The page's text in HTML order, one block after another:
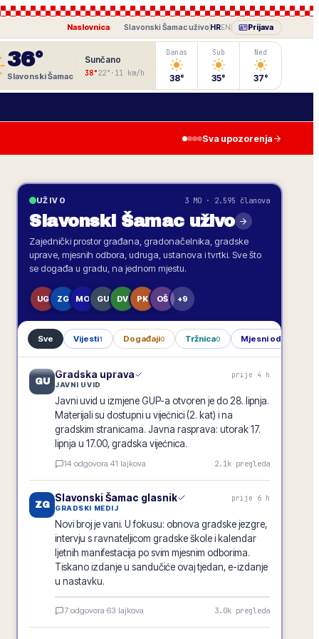
Naslovnica Slavonski Šamacuživo HREN Prijava
36°
Slavonski Šamac
Sunčano
38°22° · 11 km/h
Danas
38°
Sub
35°
Ned
37°
Sva upozorenja
UŽIVO 3 MO · 2.595 članova
Slavonski Šamacuživo
Zajednički prostor građana, gradonačelnika, gradske
uprave, mjesnih odbora, udruga, ustanova i tvrtki. Sve što
se događa u gradu, na jednom mjestu.
UG ZG MO GU DV PK OŠ +9
Sve Vijesti1 Događaji0 Tržnica0 Mjesni odbori
GU
Gradska uprava prije 4 h
JAVNI UVID
Javni uvid u izmjene GUP-a otvoren je do 28. lipnja.
Materijali su dostupni u vijećnici (2. kat) i na
gradskim stranicama. Javna rasprava: utorak 17.
lipnja u 17.00, gradska vijećnica.
14 odgovora·41 lajkova 2.1k pregleda
ZG
Slavonski Šamac glasnik prije 6 h
GRADSKI MEDIJ
Novi broj je vani. U fokusu: obnova gradske jezgre,
intervju s ravnateljicom gradske škole i kalendar
ljetnih manifestacija po svim mjesnim odborima.
Tiskano izdanje u sandučiće ovaj tjedan, e-izdanje
u nastavku.
E-GLASILO
Slavonski Šamac glasnik · lipanj 2026.
7 odgovora·63 lajkova 3.0k pregleda